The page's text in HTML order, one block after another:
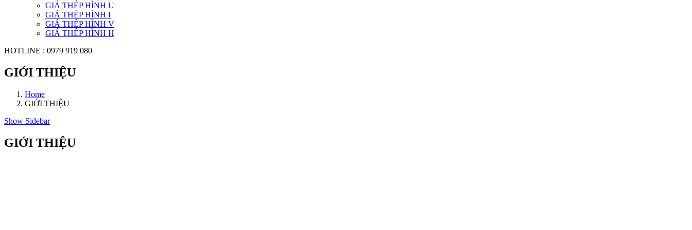
GIÁ THÉP HÌNH U
GIÁ THÉP HÌNH I
GIÁ THÉP HÌNH V
GIÁ THÉP HÌNH H
HOTLINE : 0979 919 080
GIỚI THIỆU
Home
GIỚI THIỆU
Show Sidebar
GIỚI THIỆU